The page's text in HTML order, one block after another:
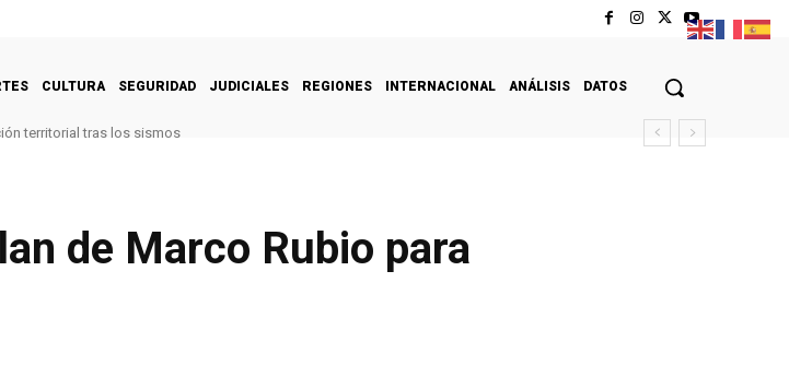
CULTURA SEGURIDAD JUDICIALES REGIONES INTERNACIONAL ANÁLISIS DATOS
territorial tras los sismos
de Marco Rubio para